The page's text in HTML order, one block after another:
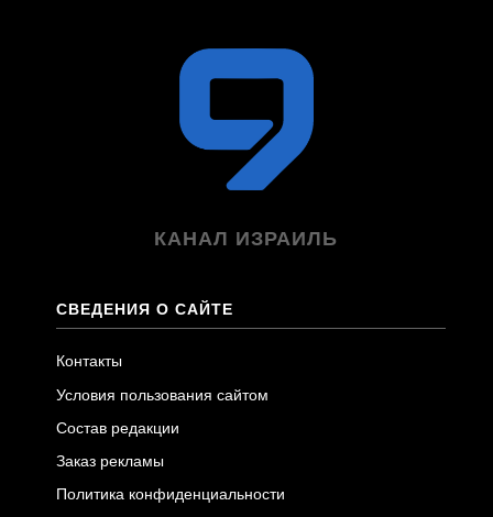
КАНАЛ ИЗРАИЛЬ
СВЕДЕНИЯ О САЙТЕ
Контакты
Условия пользования сайтом
Состав редакции
Заказ рекламы
Политика конфиденциальности